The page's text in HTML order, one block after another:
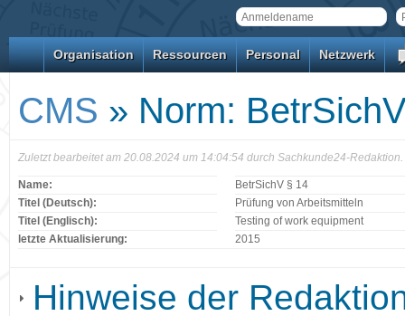
Organisation Ressourcen Personal Netzwerk
CMS » Norm:
Zuletzt bearbeitet am 20.08.2024 um 14:04:54 durch Sachkunde24-Redaktion.
Name:
BetrSichV § 14
Titel (Deutsch):
Prüfung von Arbeitsmitteln
Titel (Englisch):
Testing of work equipment
letzte Aktualisierung:
2015
Hinweise der